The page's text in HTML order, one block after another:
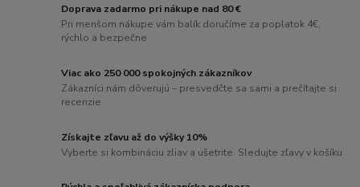
Doprava zadarmo pri nákupe nad 80 €
Pri menšom nákupe vám balík doručíme za poplatok 4€,
rýchlo a bezpečne
Viac ako 250 000 spokojných zákazníkov
Zákazníci nám dôverujú – presvedčte sa sami a prečítajte si
recenzie
Získajte zľavu až do výšky 10%
Vyberte si kombináciu zliav a ušetrite. Sledujte zľavy v košíku